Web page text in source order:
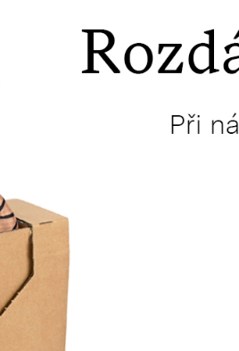
Související
modrý (kobalt)
Katalogové číslo: